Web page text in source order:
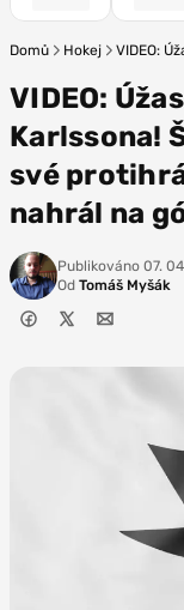
Domů Hokej VIDEO:
VIDEO:
Karlssona!
své
nahrál na
Publikováno 07.
Od Tomáš Myšák